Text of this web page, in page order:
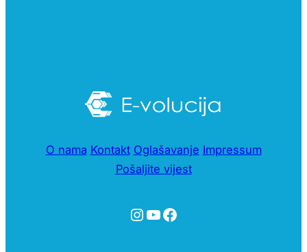
O nama Kontakt Oglašavanje Impressum
Pošaljite vijest
Instagram
YouTube
Facebook